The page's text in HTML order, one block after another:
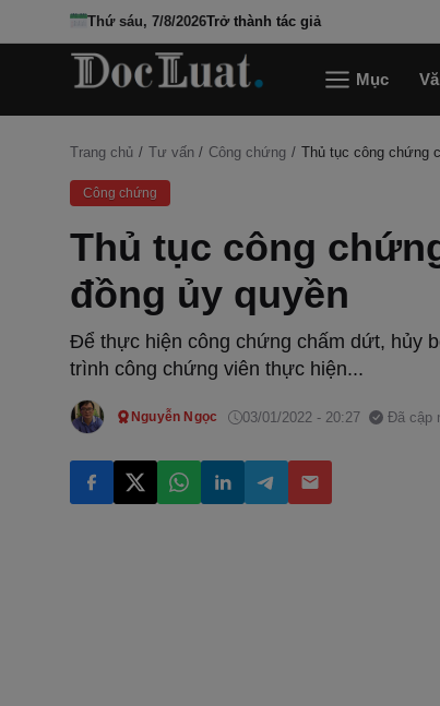
Thứ sáu, 7/8/2026Trở thành tác giả
Mục
Trang chủ Tư vấn Công chứng Thủ tục công chứng
Công chứng
Thủ tục công
đồng ủy quyền
Để thực hiện công chứng chấm dứt, hủy
trình công chứng viên thực hiện...
Nguyễn Ngọc 03/01/2022 - 20:27 Đã cập